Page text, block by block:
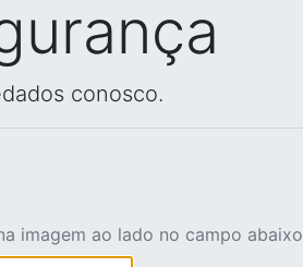
conosco.
imagem ao lado no campo abaixo